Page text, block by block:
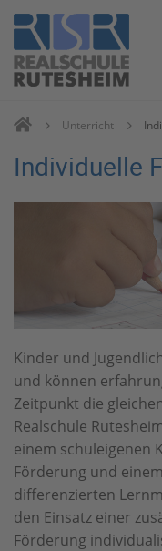
Unterricht
Individuelle
Kinder und
und können
Zeitpunkt die
Realschule
einem schuleigenen
Förderung und
differenzierten
den Einsatz einer
Förderung